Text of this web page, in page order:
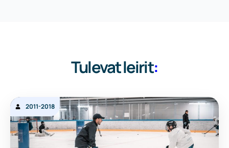
Tulevat leirit:
2011-2018